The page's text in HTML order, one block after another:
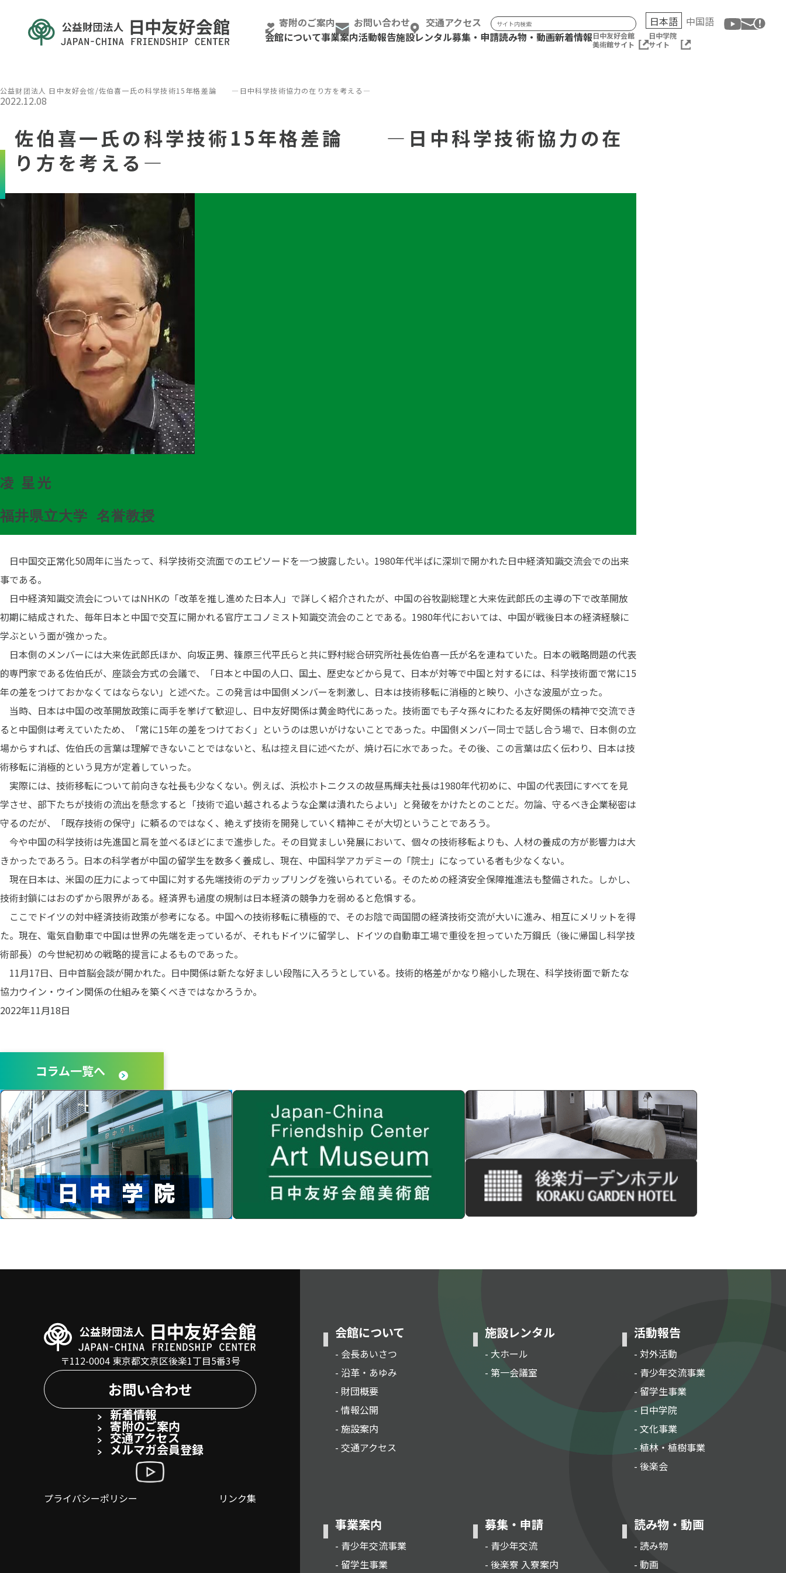
寄附のご案内 お問い合わせ 交通アクセス 検索: 日本語
中国語
会館について事業案内活動報告施設レンタル募集・申請読み物・動画新着情報日中友好会館
美術館サイト
日中学院
サイト
公益财团法人 日中友好会馆/佐伯喜一氏の科学技術15年格差論 ―日中科学技術協力の在り方を考える―
2022.12.08
佐伯喜一氏の科学技術15年格差論 ―日中科学技術協力の在
り方を考える―
凌 星光
福井県立大学 名誉教授
日中国交正常化50周年に当たって、科学技術交流面でのエピソードを一つ披露したい。1980年代半ばに深圳で開かれた日中経済知識交流会での出来
事である。
日中経済知識交流会についてはNHKの「改革を推し進めた日本人」で詳しく紹介されたが、中国の谷牧副総理と大来佐武郎氏の主導の下で改革開放
初期に結成された、毎年日本と中国で交互に開かれる官庁エコノミスト知識交流会のことである。1980年代においては、中国が戦後日本の経済経験に
学ぶという面が強かった。
日本側のメンバーには大来佐武郎氏ほか、向坂正男、篠原三代平氏らと共に野村総合研究所社長佐伯喜一氏が名を連ねていた。日本の戦略問題の代表
的専門家である佐伯氏が、座談会方式の会議で、「日本と中国の人口、国土、歴史などから見て、日本が対等で中国と対するには、科学技術面で常に15
年の差をつけておかなくてはならない」と述べた。この発言は中国側メンバーを刺激し、日本は技術移転に消極的と映り、小さな波風が立った。
当時、日本は中国の改革開放政策に両手を挙げて歓迎し、日中友好関係は黄金時代にあった。技術面でも子々孫々にわたる友好関係の精神で交流でき
ると中国側は考えていたため、「常に15年の差をつけておく」というのは思いがけないことであった。中国側メンバー同士で話し合う場で、日本側の立
場からすれば、佐伯氏の言葉は理解できないことではないと、私は控え目に述べたが、焼け石に水であった。その後、この言葉は広く伝わり、日本は技
術移転に消極的という見方が定着していった。
実際には、技術移転について前向きな社長も少なくない。例えば、浜松ホトニクスの故昼馬輝夫社長は1980年代初めに、中国の代表団にすべてを見
学させ、部下たちが技術の流出を懸念すると「技術で追い越されるような企業は潰れたらよい」と発破をかけたとのことだ。勿論、守るべき企業秘密は
守るのだが、「既存技術の保守」に頼るのではなく、絶えず技術を開発していく精神こそが大切ということであろう。
今や中国の科学技術は先進国と肩を並べるほどにまで進歩した。その目覚ましい発展において、個々の技術移転よりも、人材の養成の方が影響力は大
きかったであろう。日本の科学者が中国の留学生を数多く養成し、現在、中国科学アカデミーの「院士」になっている者も少なくない。
現在日本は、米国の圧力によって中国に対する先端技術のデカップリングを強いられている。そのための経済安全保障推進法も整備された。しかし、
技術封鎖にはおのずから限界がある。経済界も過度の規制は日本経済の競争力を弱めると危惧する。
ここでドイツの対中経済技術政策が参考になる。中国への技術移転に積極的で、そのお陰で両国間の経済技術交流が大いに進み、相互にメリットを得
た。現在、電気自動車で中国は世界の先端を走っているが、それもドイツに留学し、ドイツの自動車工場で重役を担っていた万鋼氏（後に帰国し科学技
術部長）の今世紀初めの戦略的提言によるものであった。
11月17日、日中首脳会談が開かれた。日中関係は新たな好ましい段階に入ろうとしている。技術的格差がかなり縮小した現在、科学技術面で新たな
協力ウイン・ウイン関係の仕組みを築くべきではなかろうか。
2022年11月18日
コラム一覧へ
〒112-0004 東京都文京区後楽1丁目5番3号
お問い合わせ
新着情報
寄附のご案内
交通アクセス
メルマガ会員登録
プライバシーポリシー リンク集
会館について
- 会長あいさつ
- 沿革・あゆみ
- 財団概要
- 情報公開
- 施設案内
- 交通アクセス
施設レンタル
- 大ホール
- 第一会議室
活動報告
- 対外活動
- 青少年交流事業
- 留学生事業
- 日中学院
- 文化事業
- 植林・植樹事業
- 後楽会
事業案内
- 青少年交流事業
- 留学生事業
募集・申請
- 青少年交流
- 後楽寮 入寮案内
読み物・動画
- 読み物
- 動画